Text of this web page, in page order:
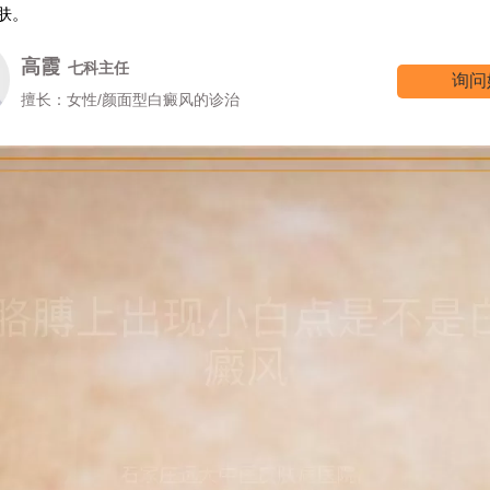
。
高霞 七科主任
擅长：女性/颜面型白癜风的诊治
询